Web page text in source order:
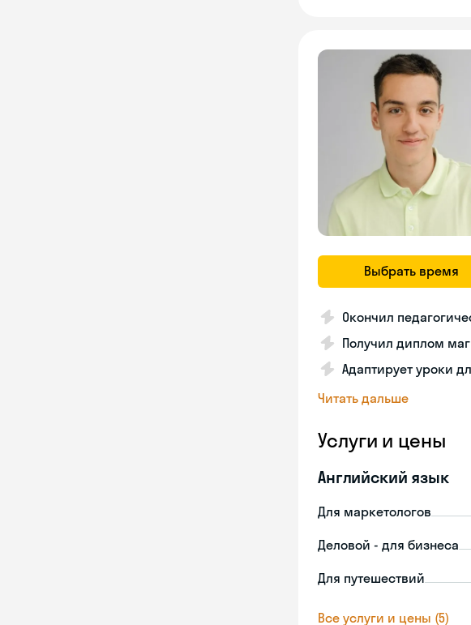
Выбрать время
Окончил
Получил диплом
Адаптирует уроки
Читать дальше
Услуги и цены
Английский язык
Для маркетологов
Деловой - для бизнеса
Для путешествий
Все услуги и цены (5)